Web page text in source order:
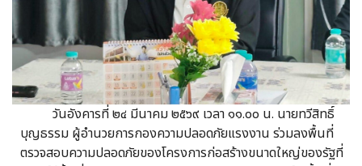
วันอังคารที่ ๒๔ มีนาคม ๒๕๖๙ เวลา ๑๑.๐๐ น. นายทวีสิทธิ์
บุญธรรม ผู้อำนวยการกองความปลอดภัยแรงงาน ร่วมลงพื้นที่
ตรวจสอบความปลอดภัยของโครงการก่อสร้างขนาดใหญ่ของรัฐที่